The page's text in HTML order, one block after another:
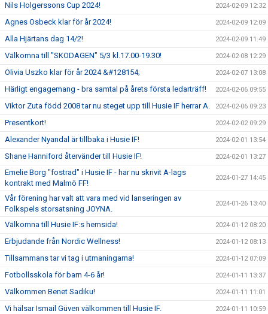
Nils Holgerssons Cup 2024! 2024-02-09 12:32
Agnes Osbeck klar för år 2024! 2024-02-09 12:09
Alla Hjärtans dag 14/2! 2024-02-09 11:49
Välkomna till "SKODAGEN" 5/3 kl.17.00-19.30! 2024-02-08 12:29
Olivia Uszko klar för år 2024 &#128154; 2024-02-07 13:08
Härligt engagemang - bra samtal på årets första ledarträff! 2024-02-06 09:55
Viktor Zuta född 2008 tar nu steget upp till Husie IF herrar A. 2024-02-06 09:23
Presentkort! 2024-02-02 09:29
Alexander Nyandal är tillbaka i Husie IF! 2024-02-01 13:54
Shane Hanniford återvänder till Husie IF! 2024-02-01 13:27
Emelie Borg "fostrad" i Husie IF - har nu skrivit A-lags
kontrakt med Malmö FF!
2024-01-27 14:45
Vår förening har valt att vara med vid lanseringen av
Folkspels storsatsning JOYNA.
2024-01-26 13:40
Välkomna till Husie IF:s hemsida! 2024-01-12 08:20
Erbjudande från Nordic Wellness! 2024-01-12 08:13
Tillsammans tar vi tag i utmaningarna! 2024-01-12 07:09
Fotbollsskola för barn 4-6 år! 2024-01-11 13:37
Välkommen Benet Sadiku! 2024-01-11 11:01
Vi hälsar Ismail Güven välkommen till Husie IF. 2024-01-11 10:59